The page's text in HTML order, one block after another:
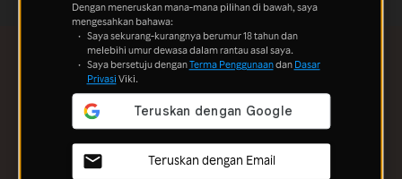
Dengan meneruskan mana-mana pilihan di bawah, saya
mengesahkan bahawa:
Saya sekurang-kurangnya berumur 18 tahun dan
melebihi umur dewasa dalam rantau asal saya.
Saya bersetuju denganTerma Penggunaandan Dasar
Privasi Viki.
Teruskan dengan Email